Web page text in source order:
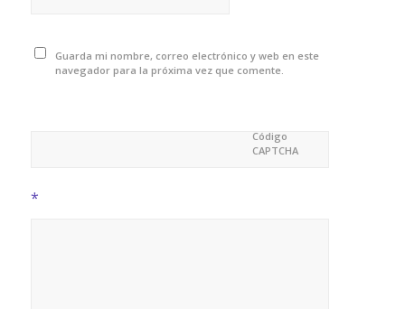
Guarda mi nombre, correo electrónico y web en este
navegador para la próxima vez que comente.
Código
CAPTCHA
*